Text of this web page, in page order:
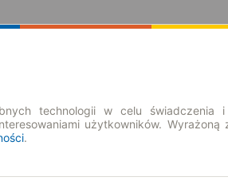
technologii w celu świadczenia i
użytkowników.
.